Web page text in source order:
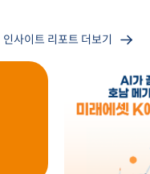
인사이트 리포트 더보기